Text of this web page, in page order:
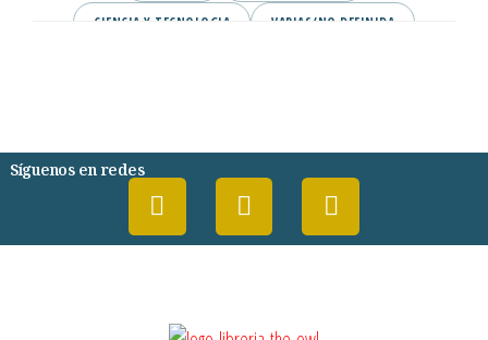
CIENCIA Y TECNOLOGIA VARIAS/NO DEFINIDA
Síguenos en redes